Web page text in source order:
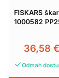
FISKARS
1000582
36,58 €
Odmah